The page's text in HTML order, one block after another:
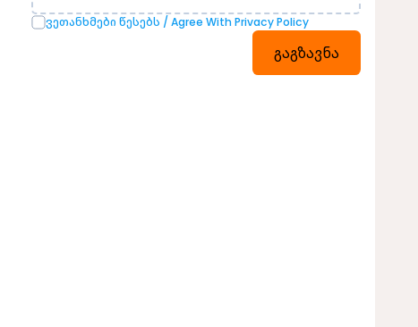
Ვეთანხმები Წესებს / Agree With Privacy Policy
გაგზავნა